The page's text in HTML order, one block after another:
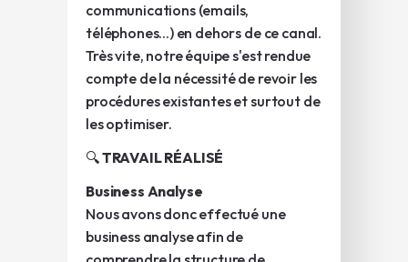
communications (emails,
téléphones...) en dehors de ce canal.
Très vite, notre équipe s'est rendue
compte de la nécessité de revoir les
procédures existantes et surtout de
les optimiser.
🔍TRAVAIL RÉALISÉ
Business Analyse
Nous avons donc effectué une
business analyse afin de